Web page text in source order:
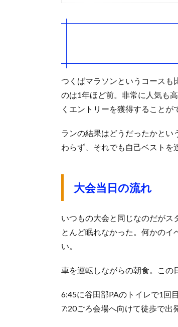
つくばマラソンというコースも
のは1年ほど前。非常に人気も
くエントリーを獲得することが
ランの結果はどうだったかと
わらず、それでも自己ベストを
大会当日の流れ
いつもの大会と同じなのだがス
とんど眠れなかった。何かの
い。
車を運転しながらの朝食。この
6:45に谷田部PAのトイレで1回
7:20ごろ会場へ向けて徒歩で出